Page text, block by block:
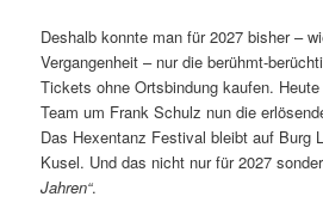
Deshalb konnte man für 2027 bisher –
Vergangenheit – nur die berühmt-
Tickets ohne Ortsbindung kaufen.
Team um Frank Schulz nun die
Das Hexentanz Festival bleibt auf Burg
Kusel. Und das nicht nur für 2027
Jahren“.